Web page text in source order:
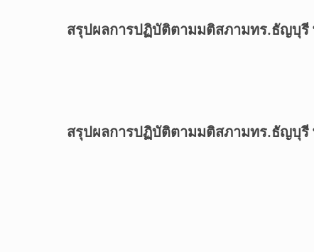
สรุปผลการปฏิบัติตามมติสภามทร.ธัญบุรี
สรุปผลการปฏิบัติตามมติสภามทร.ธัญบุรี